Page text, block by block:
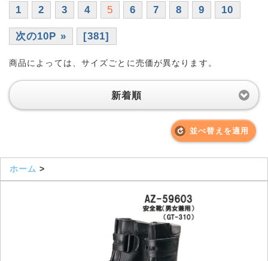
1 2 3 4 5 6 7 8 9 10
次の10P » [381]
商品によっては、サイズごとに売価が異なります。
新着順
並べ替えを適用
ホーム >